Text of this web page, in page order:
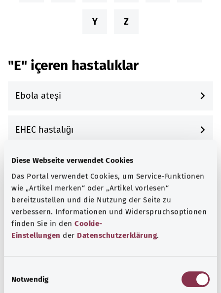
Diese Webseite verwendet Cookies
Das Portal verwendet Cookies, um Service-Funktionen
wie „Artikel merken“ oder „Artikel vorlesen“
bereitzustellen und die Nutzung der Seite zu
verbessern. Informationen und Widerspruchsoptionen
finden Sie in den Cookie-
Einstellungen der Datenschutzerklärung.
Notwendig
Y Z
"E" içeren hastalıklar
Ebola ateşi
EHEC hastalığı
El bileği yaralanması
El, ayak ve ağız hastalığı HFMK
Endokardit